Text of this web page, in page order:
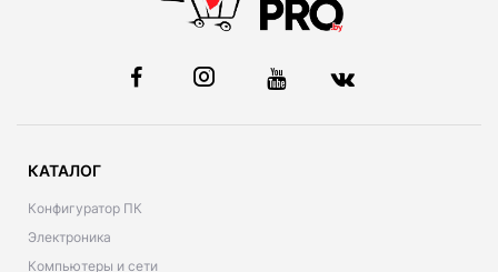
КАТАЛОГ
Конфигуратор ПК
Электроника
Компьютеры и сети